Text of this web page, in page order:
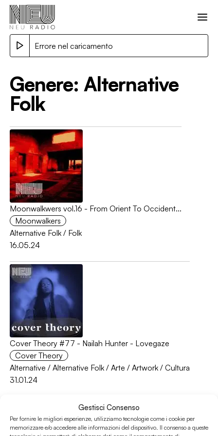
Gestisci Consenso
Per fornire le migliori esperienze, utilizziamo tecnologie come i cookie per
memorizzare e/o accedere alle informazioni del dispositivo. Il consenso a queste
Errore nel caricamento
Genere: Alternative
Folk
Moonwalkwers vol.16 - From Orient To Occident...
Moonwalkers
Alternative Folk / Folk
16.05.24
Cover Theory #77 - Nailah Hunter - Lovegaze
Cover Theory
Alternative / Alternative Folk / Arte / Artwork / Cultura
31.01.24